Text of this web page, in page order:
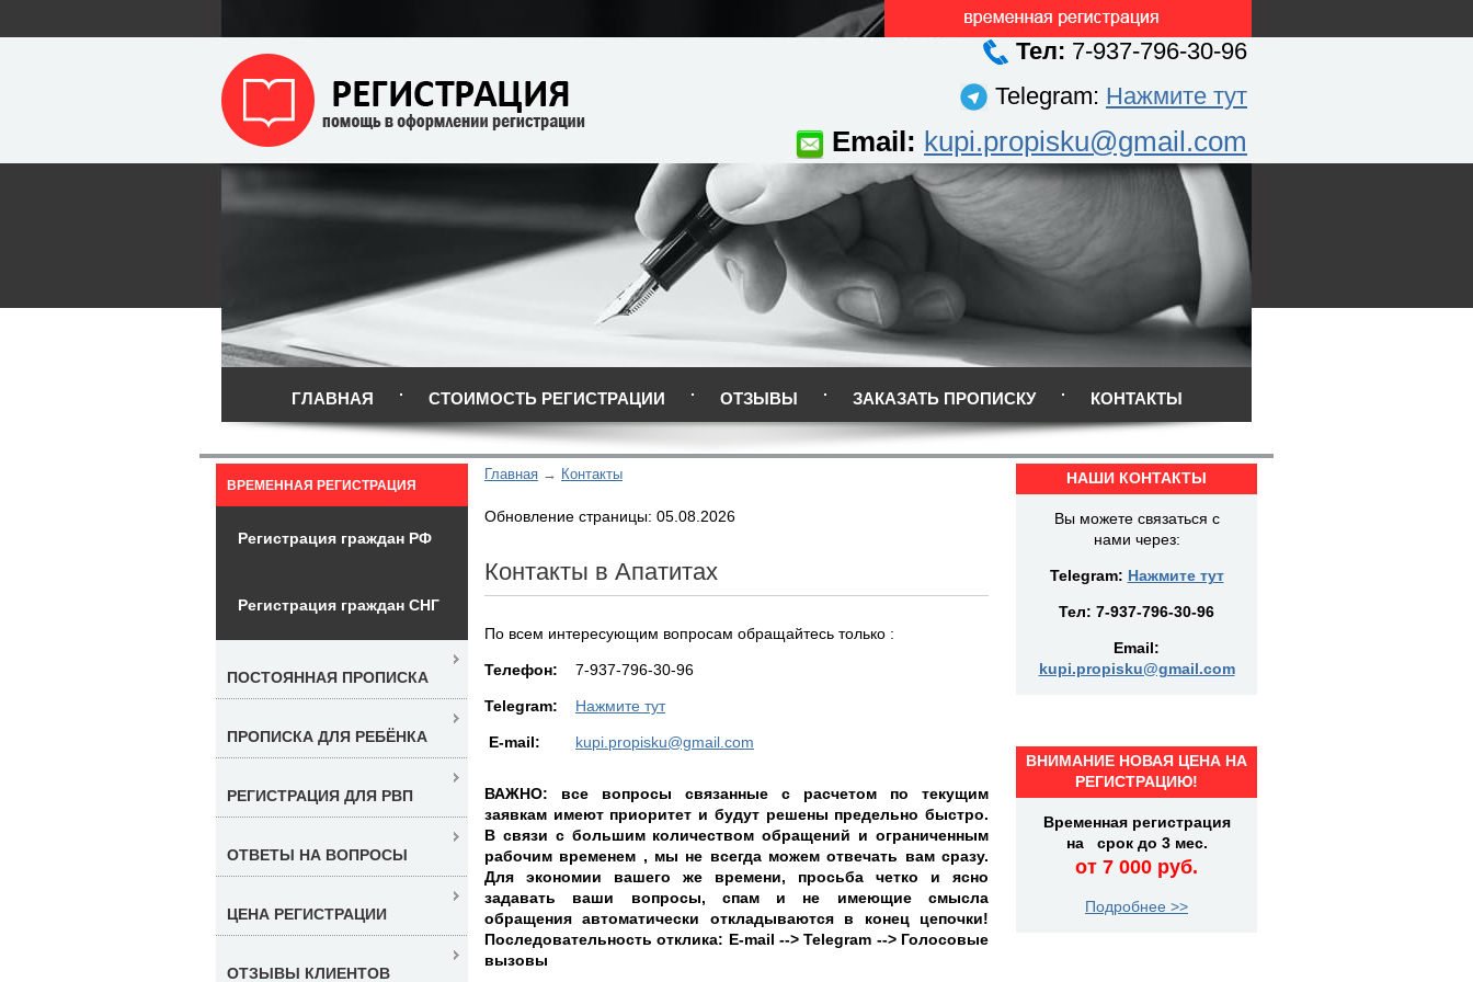
Тел: 7-937-796-30-96
Telegram: Нажмите тут
Email: kupi.propisku@gmail.com
ГЛАВНАЯ СТОИМОСТЬ РЕГИСТРАЦИИ ОТЗЫВЫ ЗАКАЗАТЬ ПРОПИСКУ КОНТАКТЫ
Главная Контакты
Обновление страницы: 05.08.2026
Контакты в Апатитах
По всем интересующим вопросам обращайтесь только :
Teлефон: 7-937-796-30-96
Telegram: Нажмите тут
E-mail: kupi.propisku@gmail.com
ВАЖНО: все вопросы связанные с расчетом по текущим
заявкам имеют приоритет и будут решены предельно быстро.
В связи с большим количеством обращений и ограниченным
рабочим временем , мы не всегда можем отвечать вам сразу.
Для экономии вашего же времени, просьба четко и ясно
задавать ваши вопросы, спам и не имеющие смысла
обращения автоматически откладываются в конец цепочки!
Последовательность отклика: E-mail --> Telegram --> Голосовые
вызовы
ВРЕМЕННАЯ РЕГИСТРАЦИЯ
Регистрация граждан РФ
Регистрация граждан СНГ
ПОСТОЯННАЯ ПРОПИСКА
ПРОПИСКА ДЛЯ РЕБЁНКА
РЕГИСТРАЦИЯ ДЛЯ РВП
ОТВЕТЫ НА ВОПРОСЫ
ЦЕНА РЕГИСТРАЦИИ
ОТЗЫВЫ КЛИЕНТОВ
НАШИ КОНТАКТЫ
Вы можете связаться с
нами через:
Telegram: Нажмите тут
Тел: 7-937-796-30-96
Email:
kupi.propisku@gmail.com
ВНИМАНИЕ НОВАЯ ЦЕНА НА
РЕГИСТРАЦИЮ!
Временная регистрация
на срок до 3 мес.
от 7 000 руб.
Подробнее >>